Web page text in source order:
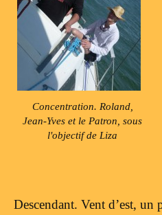
Concentration. Roland,
Jean-Yves et le Patron, sous
l'objectif de Liza
Descendant. Vent d’est, un